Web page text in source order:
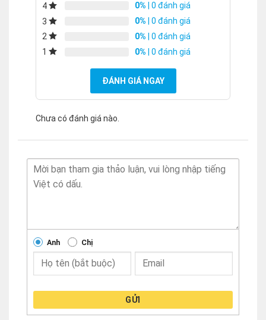
4
0% | 0 đánh giá
3
0% | 0 đánh giá
2
0% | 0 đánh giá
1
0% | 0 đánh giá
ĐÁNH GIÁ NGAY
Chưa có đánh giá nào.
Anh Chị
GỬI